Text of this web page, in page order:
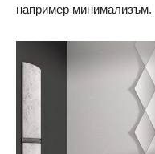
например минимализъм.